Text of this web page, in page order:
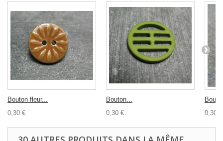
Bouton fleur...
0,30 €
Bouton...
0,30 €
0,30 €